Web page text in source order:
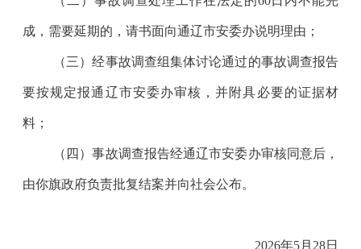
成，需要延期的，请书面向通辽市安委办说明理由；
（三）经事故调查组集体讨论通过的事故调查报告
要按规定报通辽市安委办审核，并附具必要的证据材
料；
（四）事故调查报告经通辽市安委办审核同意后，
由你旗政府负责批复结案并向社会公布。
2026年5月28日